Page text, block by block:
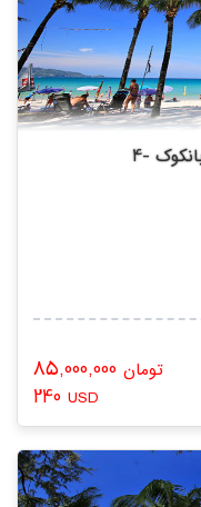
تومان
240 USD